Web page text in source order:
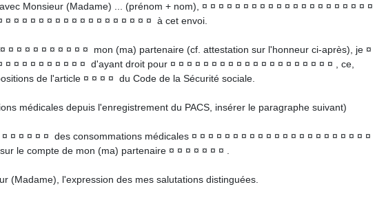
Monsieur (Madame) ... (prénom + nom), ¤ ¤ ¤ ¤ ¤ ¤ ¤ ¤ ¤ ¤ ¤ ¤ ¤ ¤ ¤ ¤ ¤ ¤ ¤ ¤ ¤
¤ ¤ ¤ ¤ ¤ ¤ ¤ ¤ ¤ ¤ ¤ ¤ ¤ ¤ ¤ ¤ ¤ ¤ à cet envoi.
¤ ¤ ¤ ¤ ¤ ¤ ¤ ¤ ¤ ¤ mon (ma) partenaire (cf. attestation sur l'honneur ci-après), je ¤
¤ ¤ ¤ ¤ ¤ ¤ ¤ ¤ ¤ ¤ d'ayant droit pour ¤ ¤ ¤ ¤ ¤ ¤ ¤ ¤ ¤ ¤ ¤ ¤ ¤ ¤ ¤ ¤ ¤ ¤ ¤ ¤ , ce,
de l'article ¤ ¤ ¤ ¤ du Code de la Sécurité sociale.
médicales depuis l'enregistrement du PACS, insérer le paragraphe suivant)
¤ ¤ ¤ ¤ ¤ des consommations médicales ¤ ¤ ¤ ¤ ¤ ¤ ¤ ¤ ¤ ¤ ¤ ¤ ¤ ¤ ¤ ¤ ¤ ¤ ¤ ¤ ¤ ¤
le compte de mon (ma) partenaire ¤ ¤ ¤ ¤ ¤ ¤ ¤ .
(Madame), l'expression des mes salutations distinguées.